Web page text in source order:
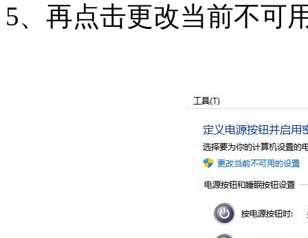
5、再点击更改当前不可